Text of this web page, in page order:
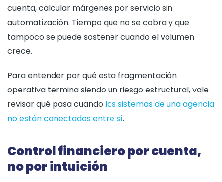
cuenta, calcular márgenes por servicio sin
automatización. Tiempo que no se cobra y que
tampoco se puede sostener cuando el volumen
crece.
Para entender por qué esta fragmentación
operativa termina siendo un riesgo estructural, vale
revisar qué pasa cuando los sistemas de una agencia
no están conectados entre sí.
Control financiero por cuenta,
no por intuición